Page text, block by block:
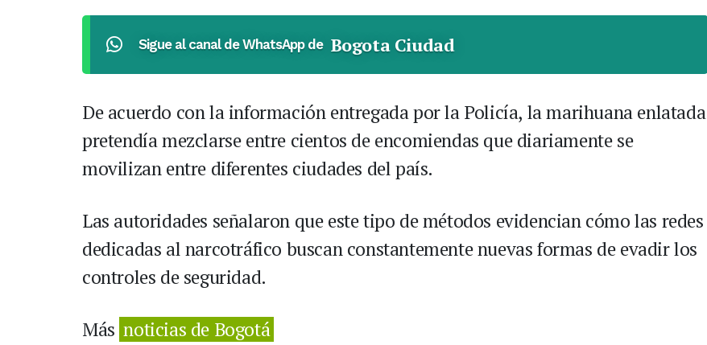
Sigue al canal de WhatsApp de Bogota Ciudad
De acuerdo con la información entregada por la Policía, la marihuana enlatada
pretendía mezclarse entre cientos de encomiendas que diariamente se
movilizan entre diferentes ciudades del país.
Las autoridades señalaron que este tipo de métodos evidencian cómo las redes
dedicadas al narcotráfico buscan constantemente nuevas formas de evadir los
controles de seguridad.
Más noticias de Bogotá